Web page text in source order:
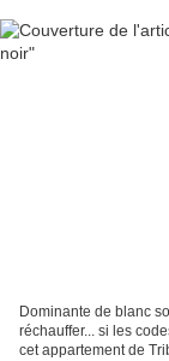
Dominante de blanc
réchauffer... si les
cet appartement de